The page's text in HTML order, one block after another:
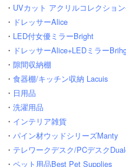
・ UVカット アクリルコレクショ
・ ドレッサーAlice
・ LED付女優ミラーBright
・ ドレッサーAlice+LEDミラー
・ 隙間収納棚
・ 食器棚/キッチン収納 Lacuis
・ 日用品
・ 洗濯用品
・ インテリア雑貨
・ パイン材ウッドシリーズManty
・ テレワークデスク/PCデスク
・ ペット用品Best Pet Supplies